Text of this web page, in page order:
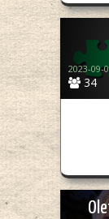
34
2023-09-